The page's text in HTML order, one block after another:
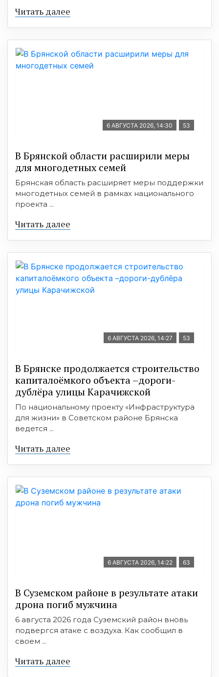
Читать далее
6 АВГУСТА 2026, 14:30 53
В Брянской области расширили меры
для многодетных семей
Брянская область расширяет меры поддержки
многодетных семей в рамках национального
проекта ...
Читать далее
6 АВГУСТА 2026, 14:27 53
В Брянске продолжается строительство
капиталоёмкого объекта –дороги-
дублёра улицы Карачижской
По национальному проекту «Инфраструктура
для жизни» в Советском районе Брянска
ведется ...
Читать далее
6 АВГУСТА 2026, 14:22 63
В Суземском районе в результате атаки
дрона погиб мужчина
6 августа 2026 года Суземский район вновь
подвергся атаке с воздуха. Как сообщил в
своем ...
Читать далее